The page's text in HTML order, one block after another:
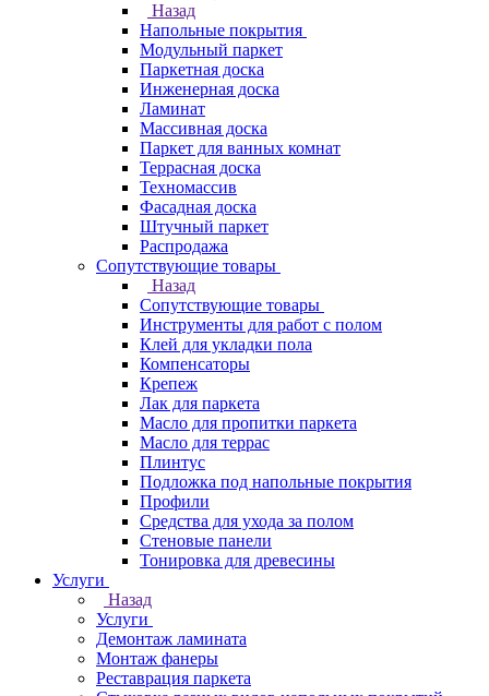
Назад
Напольные покрытия
Модульный паркет
Паркетная доска
Инженерная доска
Ламинат
Массивная доска
Паркет для ванных комнат
Террасная доска
Техномассив
Фасадная доска
Штучный паркет
Распродажа
Сопутствующие товары
Назад
Сопутствующие товары
Инструменты для работ с полом
Клей для укладки пола
Компенсаторы
Крепеж
Лак для паркета
Масло для пропитки паркета
Масло для террас
Плинтус
Подложка под напольные покрытия
Профили
Средства для ухода за полом
Стеновые панели
Тонировка для древесины
Услуги
Назад
Услуги
Демонтаж ламината
Монтаж фанеры
Реставрация паркета